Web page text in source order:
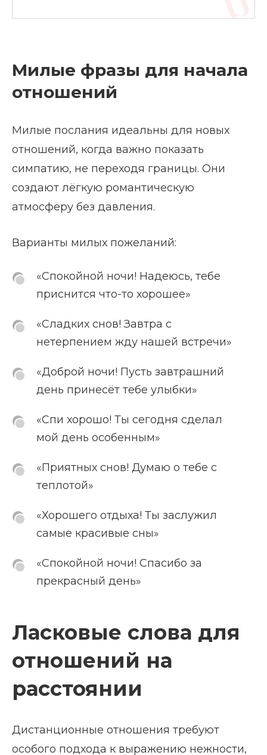
Милые фразы для начала
отношений
Милые послания идеальны для новых
отношений, когда важно показать
симпатию, не переходя границы. Они
создают лёгкую романтическую
атмосферу без давления.
Варианты милых пожеланий:
«Спокойной ночи! Надеюсь, тебе
приснится что-то хорошее»
«Сладких снов! Завтра с
нетерпением жду нашей встречи»
«Доброй ночи! Пусть завтрашний
день принесёт тебе улыбки»
«Спи хорошо! Ты сегодня сделал
мой день особенным»
«Приятных снов! Думаю о тебе с
теплотой»
«Хорошего отдыха! Ты заслужил
самые красивые сны»
«Спокойной ночи! Спасибо за
прекрасный день»
Ласковые слова для
отношений на
расстоянии
Дистанционные отношения требуют
особого подхода к выражению нежности,